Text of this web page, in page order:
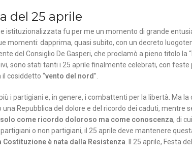
del 25 aprile
istituzionalizzata fu per me un momento di grande
momenti: dapprima, quasi subito, con un decreto
del Consiglio De Gasperi, che proclamò a pieno titolo la
sono stati tanti i 25 aprile finalmente celebrati, con feste
il cosiddetto “vento del nord”.
i partigiani e, in genere, i combattenti per la libertà. Ma
Repubblica del dolore e del ricordo dei caduti, mentre
come ricordo doloroso ma come conoscenza, di
o non partigiani, il 25 aprile deve mantenere
Costituzione è nata dalla Resistenza. Il 25 aprile, Festa